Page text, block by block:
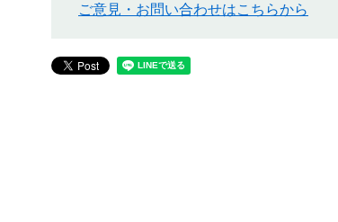
ご意見・お問い合わせはこちらから